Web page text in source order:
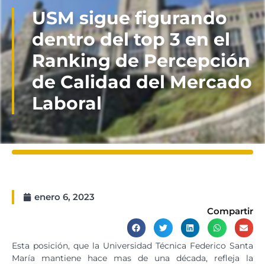
USM sigue figurando
dentro del top 3 en el
Ranking de Percepción
de Calidad del Mercado
Laboral
enero 6, 2023
Compartir
Esta posición, que la Universidad Técnica Federico Santa
María mantiene hace mas de una década, refleja la